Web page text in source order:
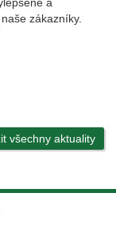
zákazníky.
všechny aktuality